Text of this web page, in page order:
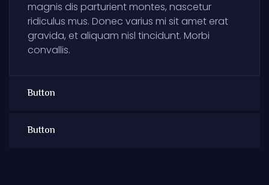
magnis dis parturient montes, nascetur
ridiculus mus. Donec varius mi sit amet erat
gravida, et aliquam nisl tincidunt. Morbi
convallis.
Button
Button